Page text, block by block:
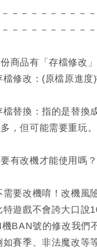
－－－－－－－－－
－－－－－－－－－－
份商品有「存檔修改
修改：(原檔原進度)
替換：指的是替換
，但可能需要重玩。
要有改機才能使用嗎
要改機唷！改機風
遊戲不會誇大口說
BAN號的修改我們
賽季、非法魔改等